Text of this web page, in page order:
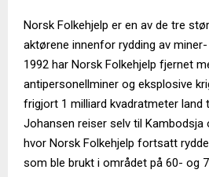
Norsk Folkehjelp er en av de tre
aktørene innenfor rydding av
1992 har Norsk Folkehjelp fjernet
antipersonellminer og eksplosive
frigjort 1 milliard kvadratmeter land
Johansen reiser selv til Kambodsja
hvor Norsk Folkehjelp fortsatt
som ble brukt i området på 60- og